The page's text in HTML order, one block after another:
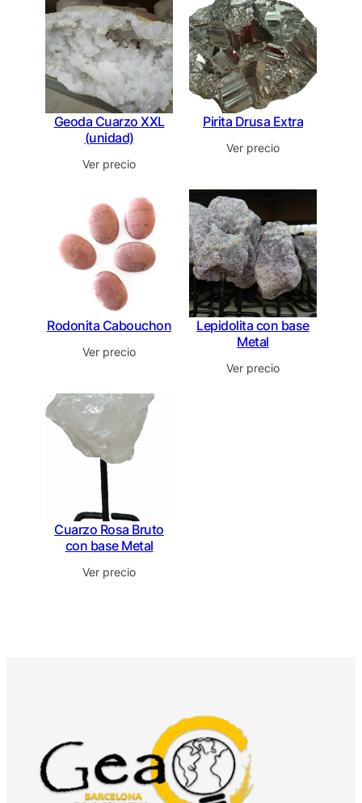
Geoda Cuarzo XXL
(unidad)
Ver precio
Pirita Drusa Extra
Ver precio
Rodonita Cabouchon
Ver precio
Lepidolita con base
Metal
Ver precio
Cuarzo Rosa Bruto
con base Metal
Ver precio